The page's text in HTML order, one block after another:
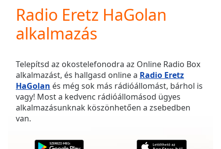
Video
Skip
Forward
Mute
Current
Time0:00
Duration
Radio Eretz HaGolan
alkalmazás
Telepítsd az okostelefonodra az Online Radio Box
alkalmazást, és hallgasd online a Radio Eretz
HaGolan és még sok más rádióállomást, bárhol is
vagy! Most a kedvenc rádióállomásod ügyes
alkalmazásunknak köszönhetően a zsebedben
van.